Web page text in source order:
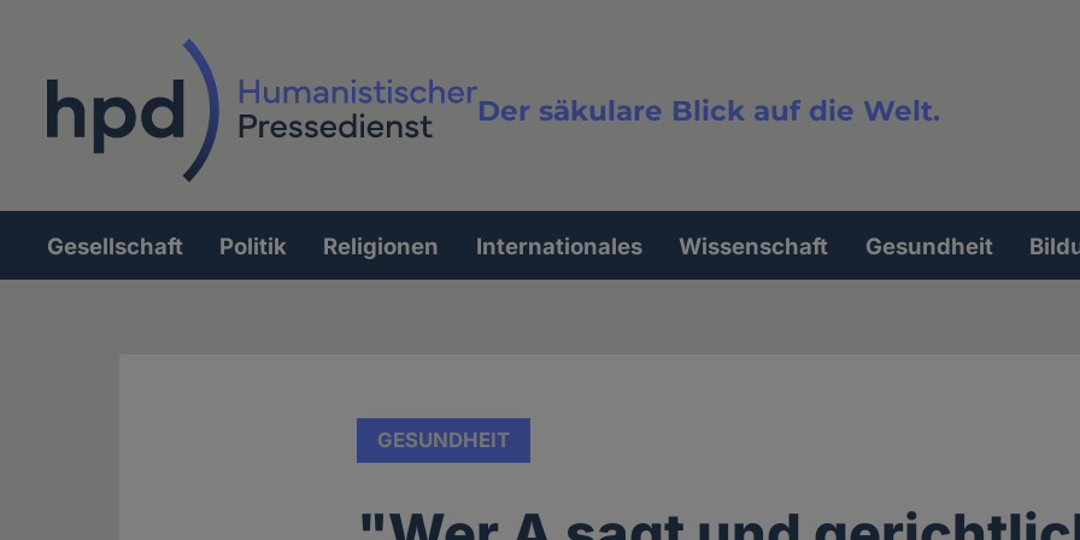
Der säkulare Blick auf die Welt.
Volltextsuche
Hauptnavigation
Gesellschaft Politik Religionen Internationales Wissenschaft Gesundheit
GESUNDHEIT